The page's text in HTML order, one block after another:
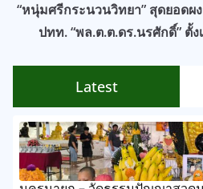
“หนุ่มศรีกระนวนวิทยา” สุดยอดผ
ปทท. “พล.ต.ต.ดร.นรศักดิ์” ตั้
Latest